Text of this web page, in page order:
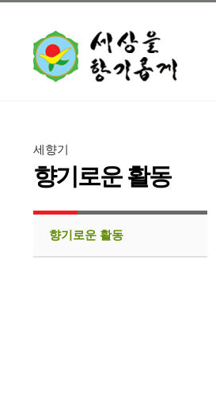
세향기
향기로운 활동
향기로운 활동